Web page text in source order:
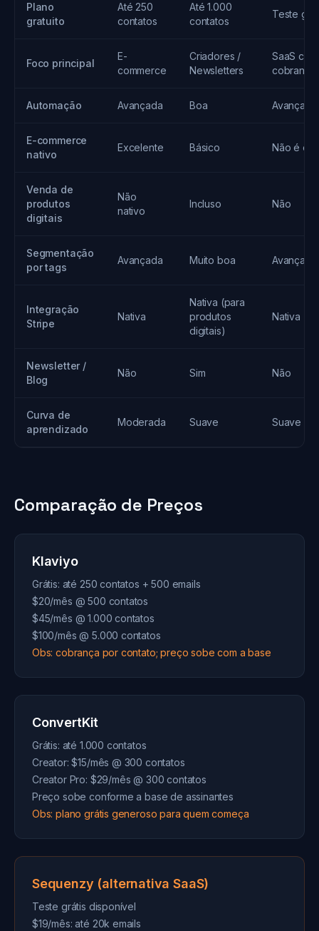
Plano
gratuito
Até 250
contatos
Até 1.000
contatos
Teste
Foco principal
E-
commerce
Criadores /
Newsletters
SaaS com
cobrança
Automação Avançada Boa Avançada
E-commerce
nativo
Excelente Básico Não é o
Venda de
produtos
digitais
Não
nativo
Incluso Não
Segmentação
por tags
Avançada Muito boa Avançada
Integração
Stripe
Nativa
Nativa (para
produtos
digitais)
Nativa
Newsletter /
Blog
Não Sim Não
Curva de
aprendizado
Moderada Suave Suave
Comparação de Preços
Klaviyo
Grátis: até 250 contatos + 500 emails
$20/mês @ 500 contatos
$45/mês @ 1.000 contatos
$100/mês @ 5.000 contatos
Obs: cobrança por contato; preço sobe com a base
ConvertKit
Grátis: até 1.000 contatos
Creator: $15/mês @ 300 contatos
Creator Pro: $29/mês @ 300 contatos
Preço sobe conforme a base de assinantes
Obs: plano grátis generoso para quem começa
Sequenzy (alternativa SaaS)
Teste grátis disponível
$19/mês: até 20k emails